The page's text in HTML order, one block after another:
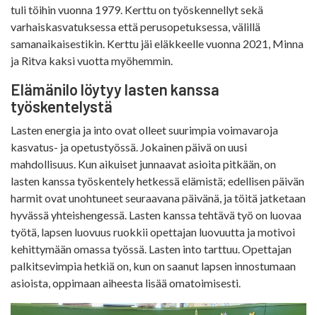
tuli töihin vuonna 1979. Kerttu on työskennellyt sekä
varhaiskasvatuksessa että perusopetuksessa, välillä
samanaikaisestikin. Kerttu jäi eläkkeelle vuonna 2021, Minna
ja Ritva kaksi vuotta myöhemmin.
Elämänilo löytyy lasten kanssa
työskentelystä
Lasten energia ja into ovat olleet suurimpia voimavaroja
kasvatus- ja opetustyössä. Jokainen päivä on uusi
mahdollisuus. Kun aikuiset junnaavat asioita pitkään, on
lasten kanssa työskentely hetkessä elämistä; edellisen päivän
harmit ovat unohtuneet seuraavana päivänä, ja töitä jatketaan
hyvässä yhteishengessä. Lasten kanssa tehtävä työ on luovaa
työtä, lapsen luovuus ruokkii opettajan luovuutta ja motivoi
kehittymään omassa työssä. Lasten into tarttuu. Opettajan
palkitsevimpia hetkiä on, kun on saanut lapsen innostumaan
asioista, oppimaan aiheesta lisää omatoimisesti.